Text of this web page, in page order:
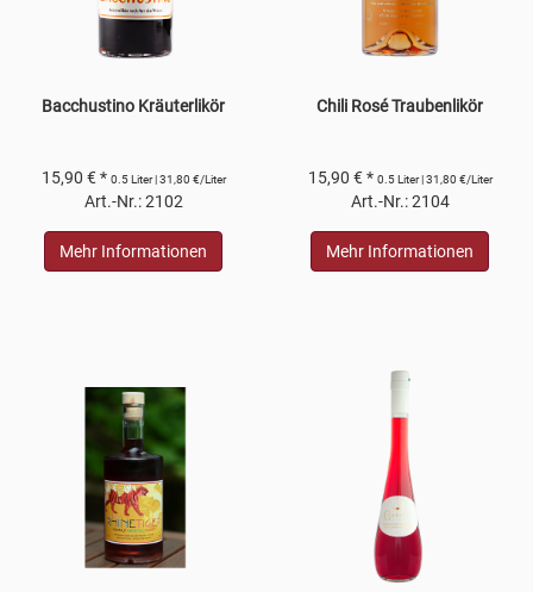
Bacchustino Kräuterlikör
15,90 € * 0.5 Liter | 31,80 €/Liter
Art.-Nr.: 2102
Mehr Informationen
Chili Rosé Traubenlikör
15,90 € * 0.5 Liter | 31,80 €/Liter
Art.-Nr.: 2104
Mehr Informationen